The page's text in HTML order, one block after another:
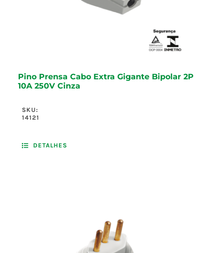
Pino Prensa Cabo Extra Gigante Bipolar 2P
10A 250V Cinza
SKU:
14121
DETALHES